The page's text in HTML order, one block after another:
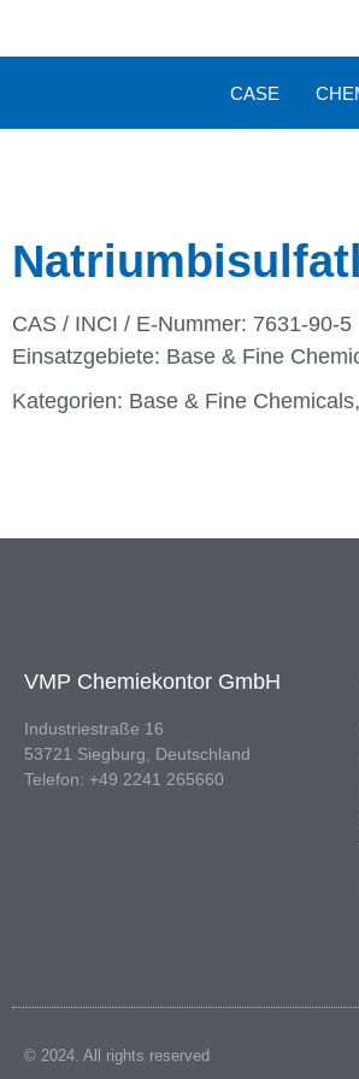
CASE
CAS / INCI / E-Nummer: 7631-90-5
Einsatzgebiete: Base & Fine
Kategorien: Base & Fine Chemicals,
VMP Chemiekontor GmbH
Industriestraße 16
53721 Siegburg, Deutschland
Telefon: +49 2241 265660
© 2024. All rights reserved